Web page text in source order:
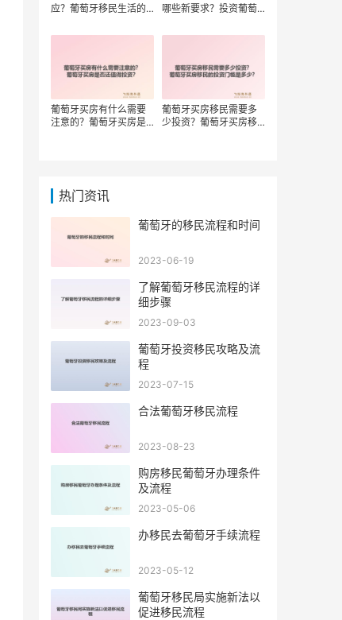
应？葡萄牙移民生活的
哪些新要求？投资葡萄
是什么？
葡萄牙买房有什么需要
注意的？葡萄牙买房是
葡萄牙买房移民需要多
少投资？葡萄牙买房移
热门资讯
葡萄牙的移民流程和时间
2023-06-19
了解葡萄牙移民流程的详
细步骤
2023-09-03
葡萄牙投资移民攻略及流
程
2023-07-15
合法葡萄牙移民流程
2023-08-23
购房移民葡萄牙办理条件
及流程
2023-05-06
办移民去葡萄牙手续流程
2023-05-12
葡萄牙移民局实施新法以
促进移民流程